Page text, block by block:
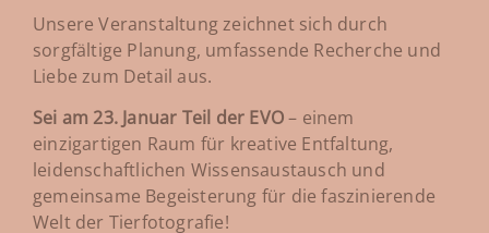
Unsere Veranstaltung zeichnet sich durch
sorgfältige Planung, umfassende Recherche und
Liebe zum Detail aus.
Sei am 23. Januar Teil der EVO– einem
einzigartigen Raum für kreative Entfaltung,
leidenschaftlichen Wissensaustausch und
gemeinsame Begeisterung für die faszinierende
Welt der Tierfotografie!